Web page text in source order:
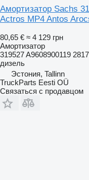
Амортизатор Sachs
Actros MP4 Antos
80,65 € ≈ 4 129 грн
Амортизатор
319527 A9608900119
дизель
Эстония, Tallinn
TruckParts Eesti OÜ
Связаться с продавцом